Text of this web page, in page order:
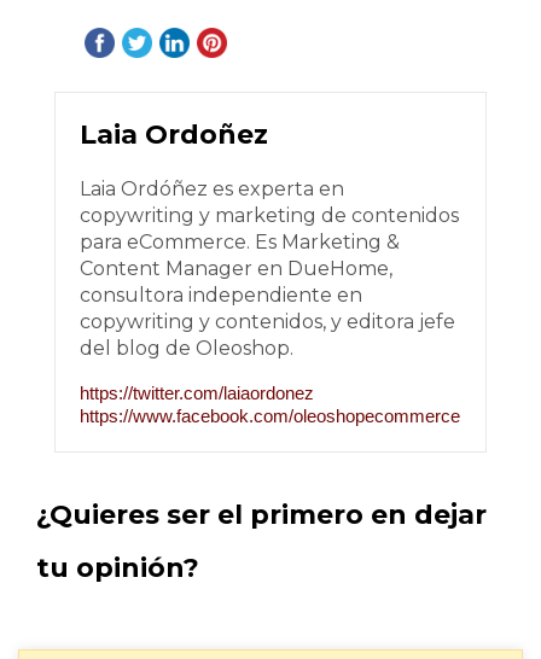
Laia Ordoñez
Laia Ordóñez es experta en
copywriting y marketing de contenidos
para eCommerce. Es Marketing &
Content Manager en DueHome,
consultora independiente en
copywriting y contenidos, y editora jefe
del blog de Oleoshop.
https://twitter.com/laiaordonez
https://www.facebook.com/oleoshopecommerce
¿Quieres ser el primero en dejar
tu opinión?